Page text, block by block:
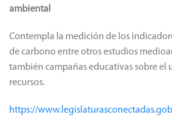
ambiental
Contempla la medición de los
de carbono entre otros estudios
también campañas educativas sobre el
recursos.
https://